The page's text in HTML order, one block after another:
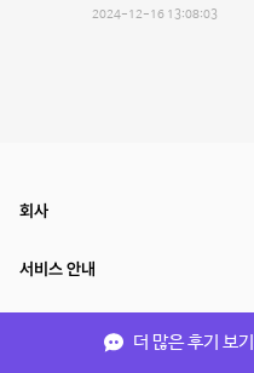
2024-12-16 13:08:03
더 많은 후기 보기
회사
서비스 안내